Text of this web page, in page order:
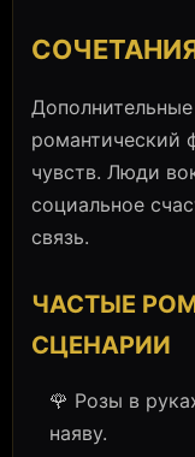
романтический
чувств. Люди
социальное
связь.
ЧАСТЫЕ
СЦЕНАРИИ
🌹 Розы в
наяву.